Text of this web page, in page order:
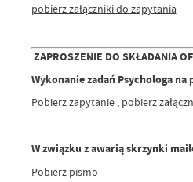
pobierz załączniki do zapytania
ZAPROSZENIE DO SKŁADANIA
Wykonanie zadań Psychologa
Pobierz zapytanie, pobierz
W związku z awarią skrzynki
Pobierz pismo